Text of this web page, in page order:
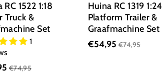
RC 1522 1:18
Truck &
Set
1
€74,95
Huina RC 1319 1:24
Platform Trailer &
Graafmachine Set
€54,95€74,95